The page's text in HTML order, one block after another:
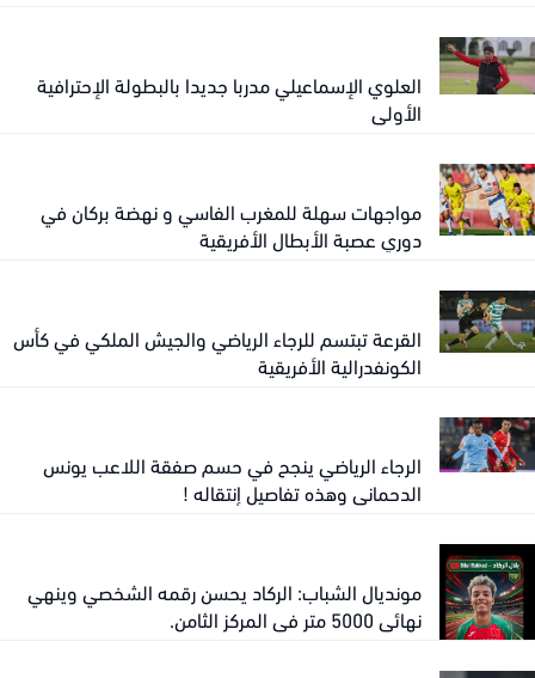
العلوي الإسماعيلي مدربا جديدا بالبطولة الإحترافية
الأولى
مواجهات سهلة للمغرب الفاسي و نهضة بركان في
دوري عصبة الأبطال الأفريقية
القرعة تبتسم للرجاء الرياضي والجيش الملكي في كأس
الكونفدرالية الأفريقية
الرجاء الرياضي ينجح في حسم صفقة اللاعب يونس
الدحماني وهذه تفاصيل إنتقاله !
مونديال الشباب: الركاد يحسن رقمه الشخصي وينهي
نهائي 5000 متر في المركز الثامن.